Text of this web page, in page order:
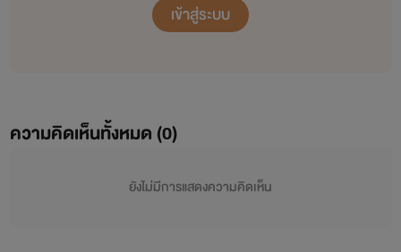
เข้าสู่ระบบ
ความคิดเห็นทั้งหมด (0)
ยังไม่มีการแสดงความคิดเห็น